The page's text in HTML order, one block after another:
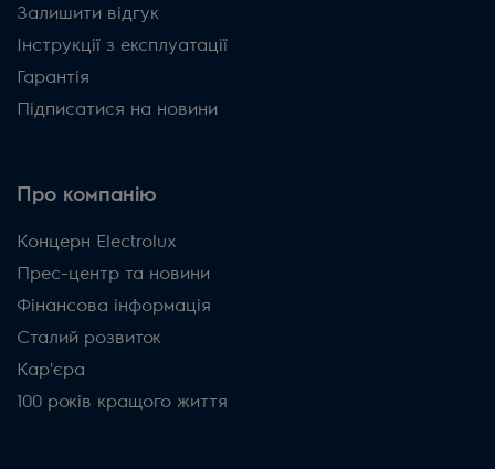
Залишити відгук
Інструкції з експлуатації
Гарантія
Підписатися на новини
Про компанію
Концерн Electrolux
Прес-центр та новини
Фінансова інформація
Сталий розвиток
Кар'єра
100 років кращого життя